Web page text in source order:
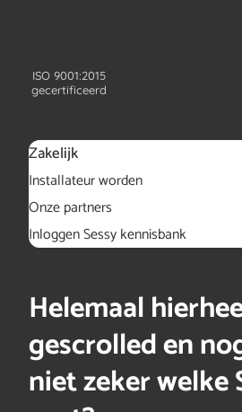
ISO 9001:2015
gecertificeerd
Zakelijk
Installateur worden
Onze partners
Inloggen Sessy kennisbank
Helemaal
gescrolled en
niet zeker welke